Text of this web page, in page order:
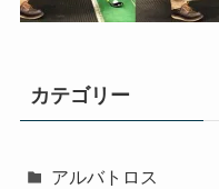
カテゴリー
アルバトロス